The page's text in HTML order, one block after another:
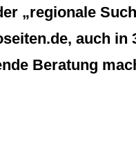
„regionale
auch
Beratung